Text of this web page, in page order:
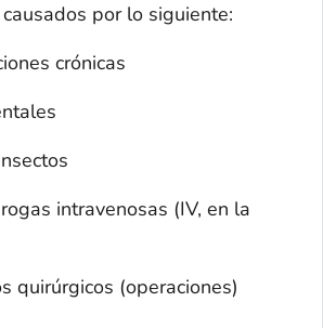
por lo siguiente:
crónicas
intravenosas (IV, en la
quirúrgicos (operaciones)